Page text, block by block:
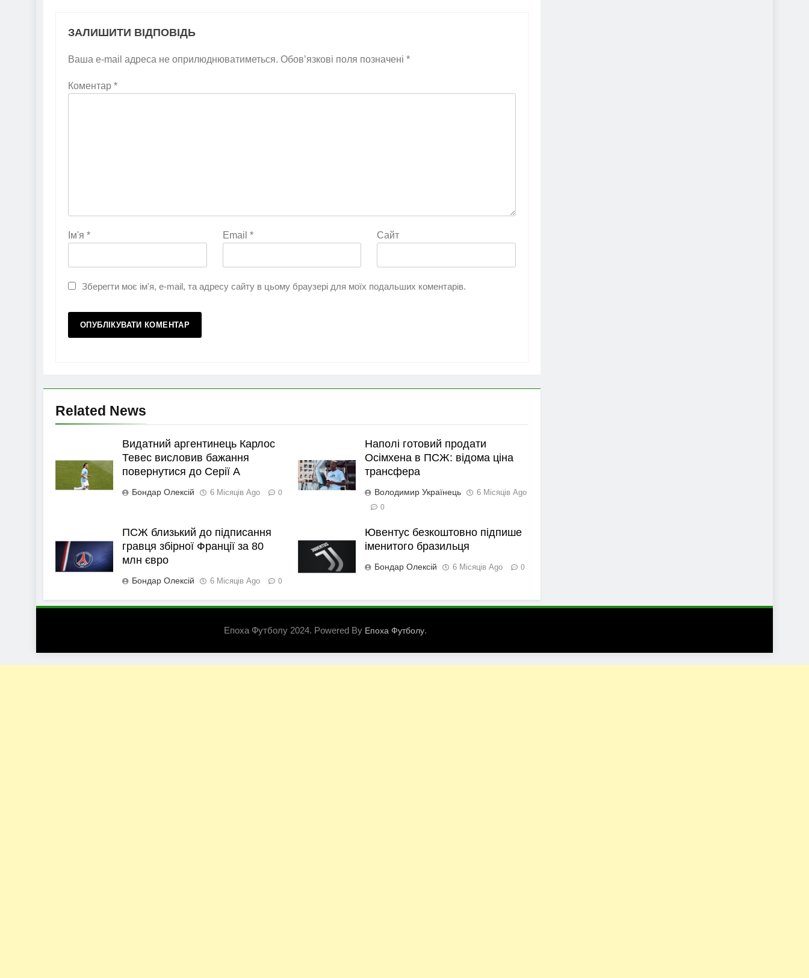
ЗАЛИШИТИ ВІДПОВІДЬ
Ваша e-mail адреса не оприлюднюватиметься. Обов’язкові поля позначені *
Коментар *
Ім'я * Email * Сайт
Зберегти моє ім'я, e-mail, та адресу сайту в цьому браузері для моїх подальших коментарів.
Related News
Видатний аргентинець Карлос
Тевес висловив бажання
повернутися до Серії А
Бондар Олексій 6 Місяців Ago 0
Наполі готовий продати
Осімхена в ПСЖ: відома ціна
трансфера
Володимир Українець 6 Місяців Ago
0
ПСЖ близький до підписання
гравця збірної Франції за 80
млн євро
Бондар Олексій 6 Місяців Ago 0
Ювентус безкоштовно підпише
іменитого бразильця
Бондар Олексій 6 Місяців Ago 0
Епоха Футболу 2024. Powered By Епоха Футболу.